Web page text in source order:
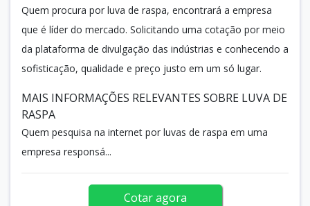
Quem procura por luva de raspa, encontrará a empresa
que é líder do mercado. Solicitando uma cotação por meio
da plataforma de divulgação das indústrias e conhecendo a
sofisticação, qualidade e preço justo em um só lugar.
MAIS INFORMAÇÕES RELEVANTES SOBRE LUVA DE
RASPA
Quem pesquisa na internet por luvas de raspa em uma
empresa responsá...
Cotar agora